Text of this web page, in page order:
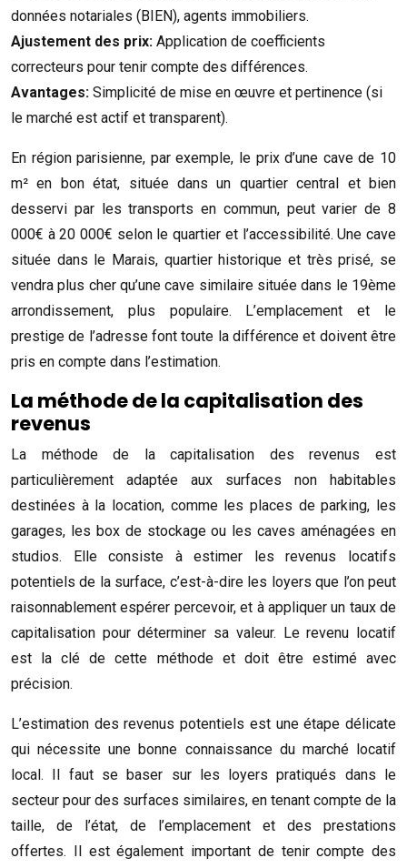
données notariales (BIEN), agents immobiliers.
Ajustement des prix: Application de coefficients
correcteurs pour tenir compte des différences.
Avantages: Simplicité de mise en œuvre et pertinence (si
le marché est actif et transparent).
En région parisienne, par exemple, le prix d’une cave de 10
m² en bon état, située dans un quartier central et bien
desservi par les transports en commun, peut varier de 8
000€ à 20 000€ selon le quartier et l’accessibilité. Une cave
située dans le Marais, quartier historique et très prisé, se
vendra plus cher qu’une cave similaire située dans le 19ème
arrondissement, plus populaire. L’emplacement et le
prestige de l’adresse font toute la différence et doivent être
pris en compte dans l’estimation.
La méthode de la capitalisation des
revenus
La méthode de la capitalisation des revenus est
particulièrement adaptée aux surfaces non habitables
destinées à la location, comme les places de parking, les
garages, les box de stockage ou les caves aménagées en
studios. Elle consiste à estimer les revenus locatifs
potentiels de la surface, c’est-à-dire les loyers que l’on peut
raisonnablement espérer percevoir, et à appliquer un taux de
capitalisation pour déterminer sa valeur. Le revenu locatif
est la clé de cette méthode et doit être estimé avec
précision.
L’estimation des revenus potentiels est une étape délicate
qui nécessite une bonne connaissance du marché locatif
local. Il faut se baser sur les loyers pratiqués dans le
secteur pour des surfaces similaires, en tenant compte de la
taille, de l’état, de l’emplacement et des prestations
offertes. Il est également important de tenir compte des